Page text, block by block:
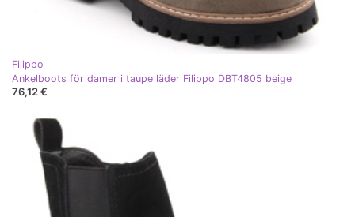
Filippo
Ankelboots för damer i taupe läder Filippo DBT4805 beige
76,12 €